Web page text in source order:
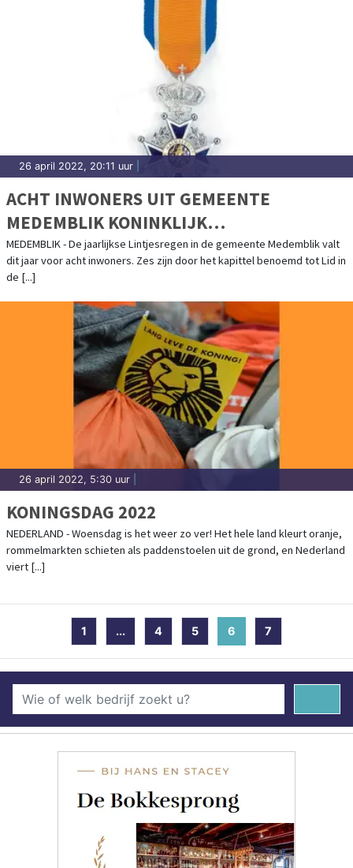
26 april 2022, 20:11 uur
ACHT INWONERS UIT GEMEENTE
MEDEMBLIK KONINKLIJK
ONDERSCHEIDEN
MEDEMBLIK - De jaarlijkse Lintjesregen in de gemeente Medemblik valt
dit jaar voor acht inwoners. Zes zijn door het kapittel benoemd tot Lid in
de [...]
26 april 2022, 5:30 uur
KONINGSDAG 2022
NEDERLAND - Woensdag is het weer zo ver! Het hele land kleurt oranje,
rommelmarkten schieten als paddenstoelen uit de grond, en Nederland
viert [...]
1 ... 4 5 6 (current)
7